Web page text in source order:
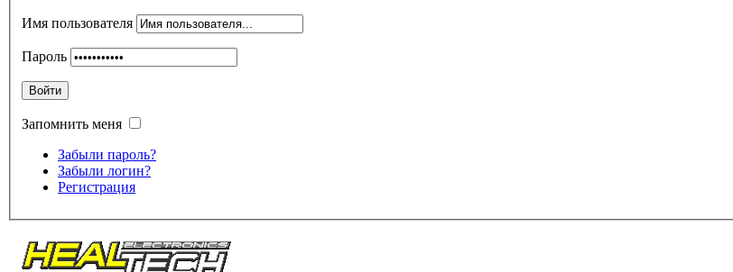
Имя пользователя
Пароль
Войти
Запомнить меня
Забыли пароль?
Забыли логин?
Регистрация